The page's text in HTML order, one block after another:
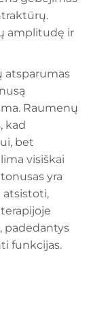
amplitudę ir
atsparumas
Raumenų
kad
bet
visiškai
yra
atsistoti,
padedantys
funkcijas.